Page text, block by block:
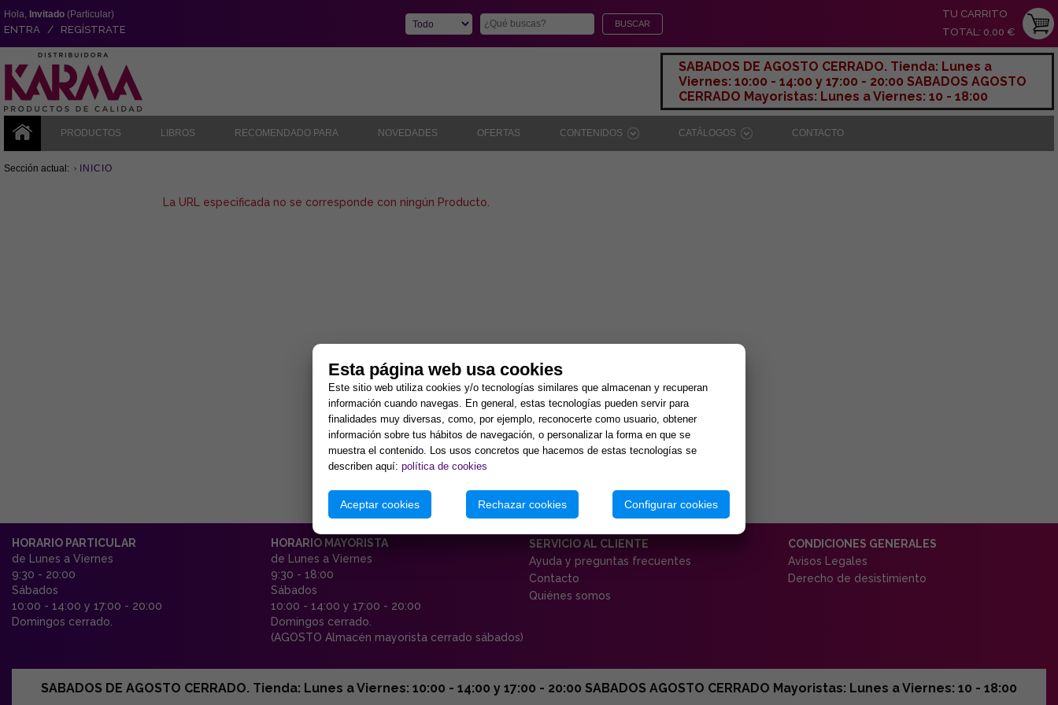
Hola, Invitado (Particular)
ENTRA / REGÍSTRATE
TU CARRITO
TOTAL: 0,00 €
SABADOS DE AGOSTO CERRADO. Tienda: Lunes a
Viernes: 10:00 - 14:00 y 17:00 - 20:00 SABADOS AGOSTO
CERRADO Mayoristas: Lunes a Viernes: 10 - 18:00
PRODUCTOS LIBROS RECOMENDADO PARA NOVEDADES OFERTAS CONTENIDOS CATÁLOGOS CONTACTO
Sección actual: INICIO
La URL especificada no se corresponde con ningún Producto.
HORARIO PARTICULAR
de Lunes a Viernes
9:30 - 20:00
Sábados
10:00 - 14:00 y 17:00 - 20:00
Domingos cerrado.
HORARIO MAYORISTA
de Lunes a Viernes
9:30 - 18:00
Sábados
10:00 - 14:00 y 17:00 - 20:00
Domingos cerrado.
(AGOSTO Almacén mayorista cerrado sábados)
SERVICIO AL CLIENTE
Ayuda y preguntas frecuentes
Contacto
Quiénes somos
CONDICIONES GENERALES
Avisos Legales
Derecho de desistimiento
SABADOS DE AGOSTO CERRADO. Tienda: Lunes a Viernes: 10:00 - 14:00 y 17:00 - 20:00 SABADOS AGOSTO CERRADO Mayoristas: Lunes a Viernes: 10 - 18:00
Esta página web usa cookies
Este sitio web utiliza cookies y/o tecnologías similares que almacenan y recuperan
información cuando navegas. En general, estas tecnologías pueden servir para
finalidades muy diversas, como, por ejemplo, reconocerte como usuario, obtener
información sobre tus hábitos de navegación, o personalizar la forma en que se
muestra el contenido. Los usos concretos que hacemos de estas tecnologías se
describen aquí: política de cookies
Aceptar cookies Rechazar cookies Configurar cookies